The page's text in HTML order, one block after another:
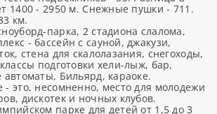
1400 - 2950 м. Снежные пушки - 711.
км.
парка, 2 стадиона слалома,
- бассейн с сауной, джакузи,
стена для скалолазания, снегоходы,
подготовки хели-лыж, бар,
автоматы, Бильярд, караоке.
это, несомненно, место для молодежи
дискотек и ночных клубов.
парке для детей от 1,5 до 3